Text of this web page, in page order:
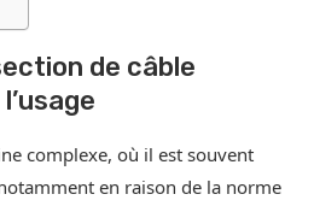
de câble
complexe, où il est souvent
en raison de la norme